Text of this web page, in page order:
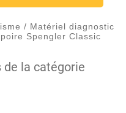
/ Matériel diagnostic
Spengler Classic
la catégorie